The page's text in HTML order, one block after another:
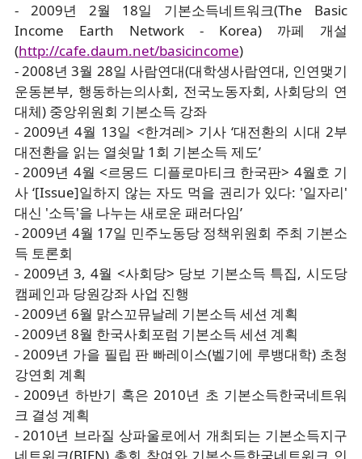
- 2009년 2월 18일 기본소득네트워크(The Basic
Income Earth Network - Korea) 까페 개설
(http://cafe.daum.net/basicincome)
- 2008년 3월 28일 사람연대(대학생사람연대, 인연맺기
운동본부, 행동하는의사회, 전국노동자회, 사회당의 연
대체) 중앙위원회 기본소득 강좌
- 2009년 4월 13일 <한겨레> 기사 ‘대전환의 시대 2부
대전환을 읽는 열쇳말 1회 기본소득 제도’
- 2009년 4월 <르몽드 디플로마티크 한국판> 4월호 기
사 ‘[Issue]일하지 않는 자도 먹을 권리가 있다: '일자리'
대신 '소득'을 나누는 새로운 패러다임’
- 2009년 4월 17일 민주노동당 정책위원회 주최 기본소
득 토론회
- 2009년 3, 4월 <사회당> 당보 기본소득 특집, 시도당
캠페인과 당원강좌 사업 진행
- 2009년 6월 맑스꼬뮤날레 기본소득 세션 계획
- 2009년 8월 한국사회포럼 기본소득 세션 계획
- 2009년 가을 필립 판 빠레이스(벨기에 루뱅대학) 초청
강연회 계획
- 2009년 하반기 혹은 2010년 초 기본소득한국네트워
크 결성 계획
- 2010년 브라질 상파울로에서 개최되는 기본소득지구